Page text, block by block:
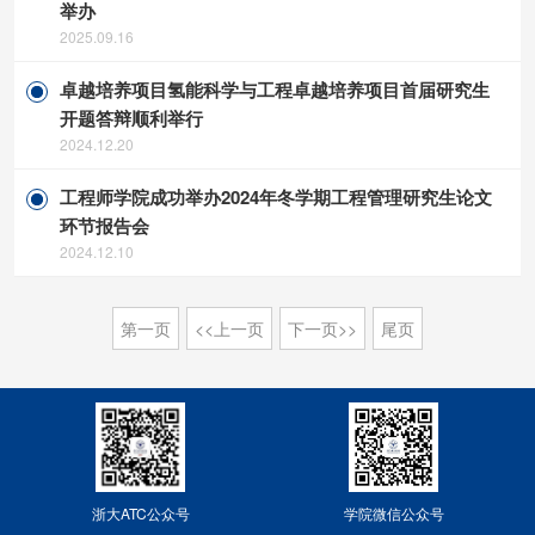
举办
2025.09.16
卓越培养项目氢能科学与工程卓越培养项目首届研究生
开题答辩顺利举行
2024.12.20
工程师学院成功举办2024年冬学期工程管理研究生论文
环节报告会
2024.12.10
第一页 <<上一页 下一页>> 尾页
浙大ATC公众号 学院微信公众号